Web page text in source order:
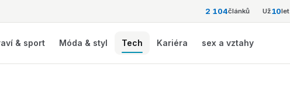
2 104článků Už10let
& sport Móda & styl Tech Kariéra sex a vztahy